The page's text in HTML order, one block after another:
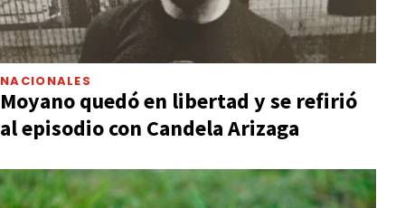
NACIONALES
Moyano quedó en libertad y se refirió
al episodio con Candela Arizaga